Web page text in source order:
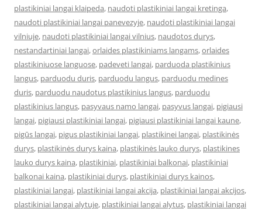
plastikiniai langai klaipeda, naudoti plastikiniai langai kretinga,
naudoti plastikiniai langai panevezyje, naudoti plastikiniai langai
vilniuje, naudoti plastikiniai langai vilnius, naudotos durys,
nestandartiniai langai,orlaides plastikiniams langams,orlaides
plastikiniuose languose, padeveti langai, parduoda plastikinius
langus, parduodu duris, parduodu langus, parduodu medines
duris, parduodu naudotus plastikinius langus, parduodu
plastikinius langus, pasyvaus namo langai, pasyvus langai, pigiausi
langai, pigiausi plastikiniai langai, pigiausi plastikiniai langai kaune,
pigūs langai, pigus plastikiniai langai, plastikinei langai, plastikinės
durys, plastikinės durys kaina, plastikinės lauko durys, plastikines
lauko durys kaina, plastikiniai, plastikiniai balkonai, plastikiniai
balkonai kaina, plastikiniai durys, plastikiniai durys kainos,
plastikiniai langai, plastikiniai langai akcija, plastikiniai langai akcijos,
plastikiniai langai alytuje, plastikiniai langai alytus, plastikiniai langai